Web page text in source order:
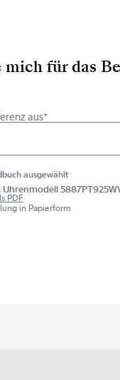
für das
aus*
ausgewählt
PDF
in Papierform